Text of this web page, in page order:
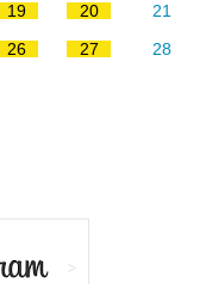
19 20
21
26 27
28